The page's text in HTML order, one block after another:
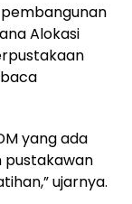
Alokasi
yang ada
pustakawan
ujarnya.